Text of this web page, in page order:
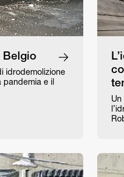
Belgio
idrodemolizione
pandemia e il